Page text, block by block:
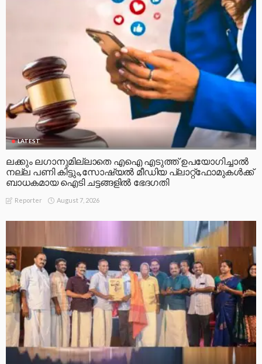
LATEST
ലക്കും ലഗാനുമില്ലാതെ എഐ എടുത്ത് ഉപയോഗിച്ചാല്‍
നല്ല പണി കിട്ടും,സോഷ്യല്‍ മീഡിയ പ്ലാറ്റ്‌ഫോമുകള്‍ക്ക്
ബാധകമായ ഐടി ചട്ടങ്ങളില്‍ ഭേദഗതി
Reporter August 7, 2026